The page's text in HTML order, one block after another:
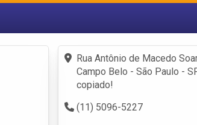
Fazer login
Criar conta
Rua Antônio de Macedo
Campo Belo - São Paulo -
copiado!
(11) 5096-5227